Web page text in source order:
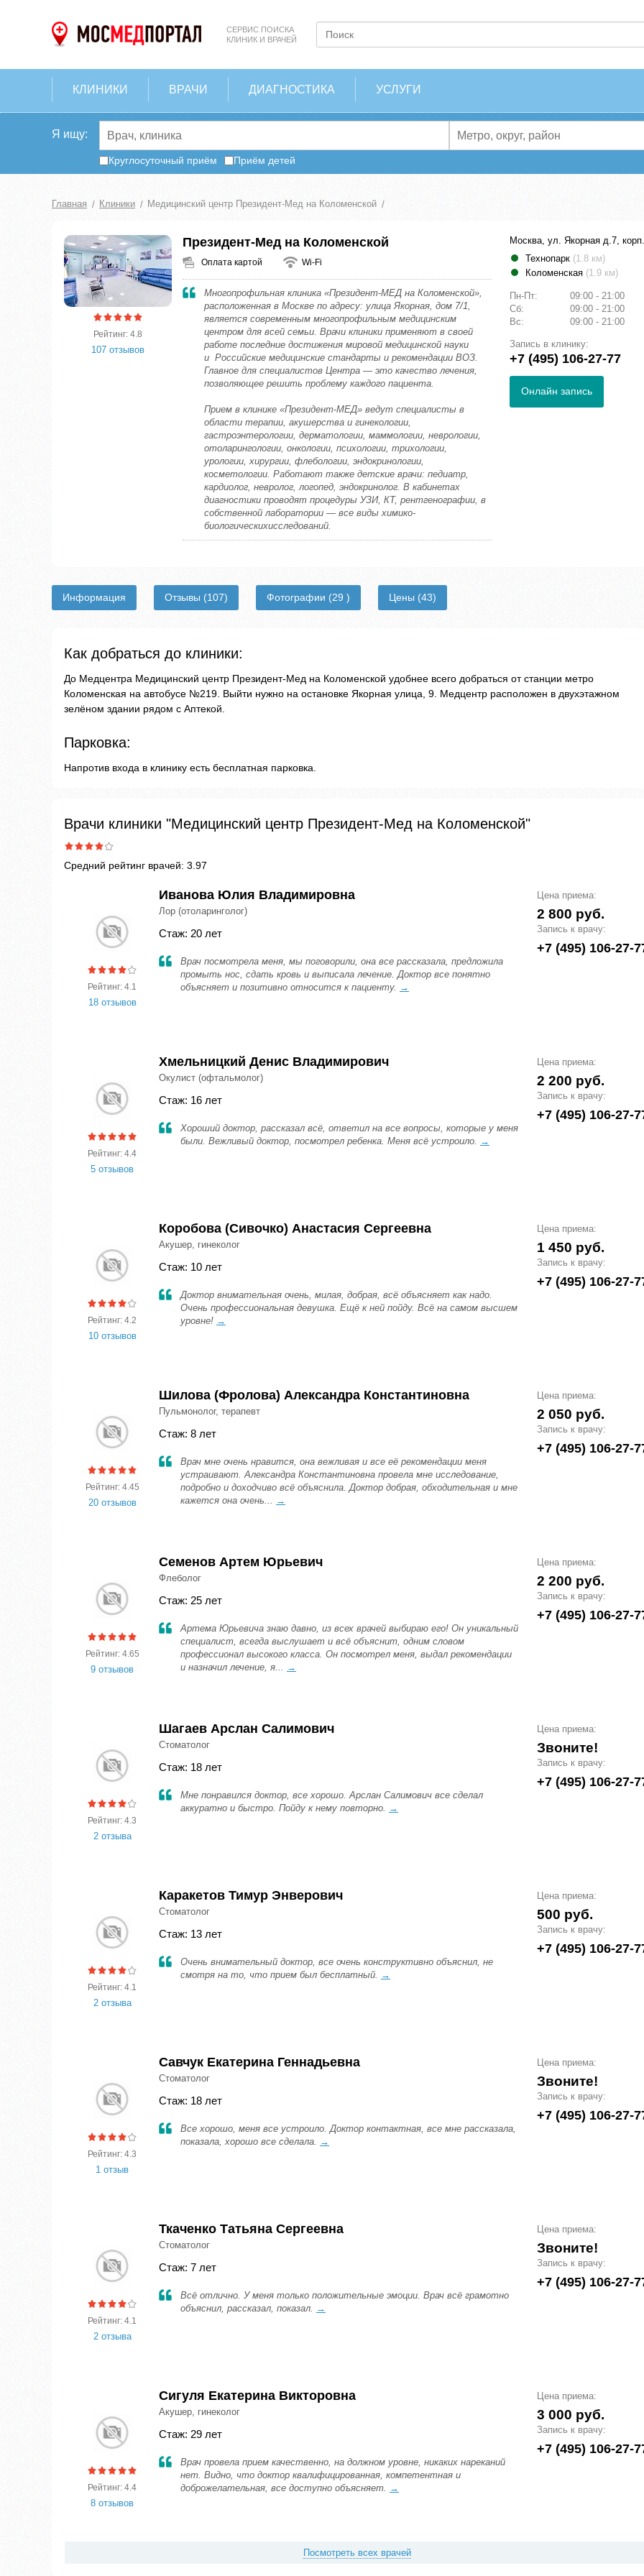
СЕРВИС ПОИСКА
КЛИНИК И ВРАЧЕЙ
КЛИНИКИ ВРАЧИ ДИАГНОСТИКА УСЛУГИ
Я ищу:
Круглосуточный приём Приём детей
Главная Клиники Медицинский центр Президент-Мед на Коломенской
Рейтинг: 4.8
107 отзывов
Президент-Мед на Коломенской
Оплата картой Wi-Fi
Многопрофильная клиника «Президент-МЕД на Коломенской»,
расположенная в Москве по адресу: улица Якорная, дом 7/1,
является современным многопрофильным медицинским
центром для всей семьи. Врачи клиники применяют в своей
работе последние достижения мировой медицинской науки
и Российские медицинские стандарты и рекомендации ВОЗ.
Главное для специалистов Центра — это качество лечения,
позволяющее решить проблему каждого пациента.
Прием в клинике «Президент-МЕД» ведут специалисты в
области терапии, акушерства и гинекологии,
гастроэнтерологии, дерматологии, маммологии, неврологии,
отоларингологии, онкологии, психологии, трихологии,
урологии, хирургии, флебологии, эндокринологии,
косметологии. Работают также детские врачи: педиатр,
кардиолог, невролог, логопед, эндокринолог. В кабинетах
диагностики проводят процедуры УЗИ, КТ, рентгенографии, в
собственной лаборатории — все виды химико-
биологическихисследований.
Москва, ул. Якорная д.7,
Технопарк (1.8 км)
Коломенская (1.9 км)
Пн-Пт:
09:00 - 21:00
Сб:
09:00 - 21:00
Вс:
09:00 - 21:00
Запись в клинику:
+7 (495) 106-27-77
Онлайн запись
Информация Отзывы (107) Фотографии (29 ) Цены (43)
Как добраться до клиники:
До Медцентра Медицинский центр Президент-Мед на Коломенской удобнее всего добраться от станции метро
Коломенская на автобусе №219. Выйти нужно на остановке Якорная улица, 9. Медцентр расположен в двухэтажном
зелёном здании рядом с Аптекой.
Парковка:
Напротив входа в клинику есть бесплатная парковка.
Врачи клиники "Медицинский центр Президент-Мед на Коломенской"
Средний рейтинг врачей: 3.97
Рейтинг: 4.1
18 отзывов
Иванова Юлия Владимировна
Лор (отоларинголог)
Стаж: 20 лет
Врач посмотрела меня, мы поговорили, она все рассказала, предложила
промыть нос, сдать кровь и выписала лечение. Доктор все понятно
объясняет и позитивно относится к пациенту. →
Цена приема:
2 800 руб.
Запись к врачу:
+7 (495) 106-27-
Рейтинг: 4.4
5 отзывов
Хмельницкий Денис Владимирович
Окулист (офтальмолог)
Стаж: 16 лет
Хороший доктор, рассказал всё, ответил на все вопросы, которые у меня
были. Вежливый доктор, посмотрел ребенка. Меня всё устроило. →
Цена приема:
2 200 руб.
Запись к врачу:
+7 (495) 106-27-
Рейтинг: 4.2
10 отзывов
Коробова (Сивочко) Анастасия Сергеевна
Акушер, гинеколог
Стаж: 10 лет
Доктор внимательная очень, милая, добрая, всё объясняет как надо.
Очень профессиональная девушка. Ещё к ней пойду. Всё на самом высшем
уровне! →
Цена приема:
1 450 руб.
Запись к врачу:
+7 (495) 106-27-
Рейтинг: 4.45
20 отзывов
Шилова (Фролова) Александра Константиновна
Пульмонолог, терапевт
Стаж: 8 лет
Врач мне очень нравится, она вежливая и все её рекомендации меня
устраивают. Александра Константиновна провела мне исследование,
подробно и доходчиво всё объяснила. Доктор добрая, обходительная и мне
кажется она очень... →
Цена приема:
2 050 руб.
Запись к врачу:
+7 (495) 106-27-
Рейтинг: 4.65
9 отзывов
Семенов Артем Юрьевич
Флеболог
Стаж: 25 лет
Артема Юрьевича знаю давно, из всех врачей выбираю его! Он уникальный
специалист, всегда выслушает и всё объяснит, одним словом
профессионал высокого класса. Он посмотрел меня, выдал рекомендации
и назначил лечение, я... →
Цена приема:
2 200 руб.
Запись к врачу:
+7 (495) 106-27-
Рейтинг: 4.3
2 отзыва
Шагаев Арслан Салимович
Стоматолог
Стаж: 18 лет
Мне понравился доктор, все хорошо. Арслан Салимович все сделал
аккуратно и быстро. Пойду к нему повторно. →
Цена приема:
Звоните!
Запись к врачу:
+7 (495) 106-27-
Рейтинг: 4.1
2 отзыва
Каракетов Тимур Энверович
Стоматолог
Стаж: 13 лет
Очень внимательный доктор, все очень конструктивно объяснил, не
смотря на то, что прием был бесплатный. →
Цена приема:
500 руб.
Запись к врачу:
+7 (495) 106-27-
Рейтинг: 4.3
1 отзыв
Савчук Екатерина Геннадьевна
Стоматолог
Стаж: 18 лет
Все хорошо, меня все устроило. Доктор контактная, все мне рассказала,
показала, хорошо все сделала. →
Цена приема:
Звоните!
Запись к врачу:
+7 (495) 106-27-
Рейтинг: 4.1
2 отзыва
Ткаченко Татьяна Сергеевна
Стоматолог
Стаж: 7 лет
Всё отлично. У меня только положительные эмоции. Врач всё грамотно
объяснил, рассказал, показал. →
Цена приема:
Звоните!
Запись к врачу:
+7 (495) 106-27-
Рейтинг: 4.4
8 отзывов
Сигуля Екатерина Викторовна
Акушер, гинеколог
Стаж: 29 лет
Врач провела прием качественно, на должном уровне, никаких нареканий
нет. Видно, что доктор квалифицированная, компетентная и
доброжелательная, все доступно объясняет. →
Цена приема:
3 000 руб.
Запись к врачу:
+7 (495) 106-27-
Посмотреть всех врачей